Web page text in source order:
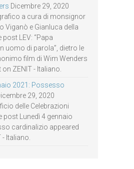
Dicembre 29, 2020
a cura di monsignor
Viganò e Gianluca della
LEV: “Papa
uomo di parola”, dietro le
film di Wim Wenders
ZENIT - Italiano.
2021: Possesso
29, 2020
delle Celebrazioni
post Lunedì 4 gennaio
cardinalizio appeared
Italiano.